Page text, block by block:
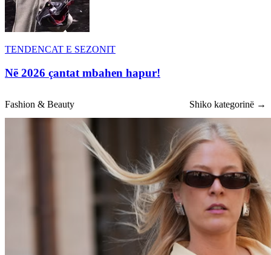
TENDENCAT E SEZONIT
Në 2026 çantat mbahen hapur!
Fashion & Beauty Shiko kategorinë →